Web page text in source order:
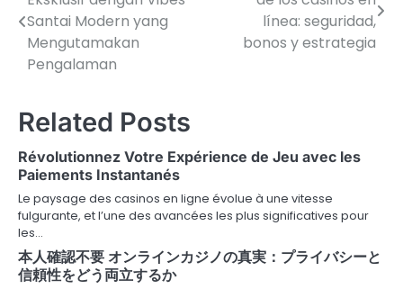
o
s
n
a
v
i
g
a
Santai Modern yang
Mengutamakan
Pengalaman
línea: seguridad,
bonos y estrategia
Related Posts
Révolutionnez Votre Expérience de Jeu avec les
Paiements Instantanés
Le paysage des casinos en ligne évolue à une vitesse
fulgurante, et l’une des avancées les plus significatives pour
les…
本人確認不要 オンラインカジノの真実：プライバシーと
信頼性をどう両立するか